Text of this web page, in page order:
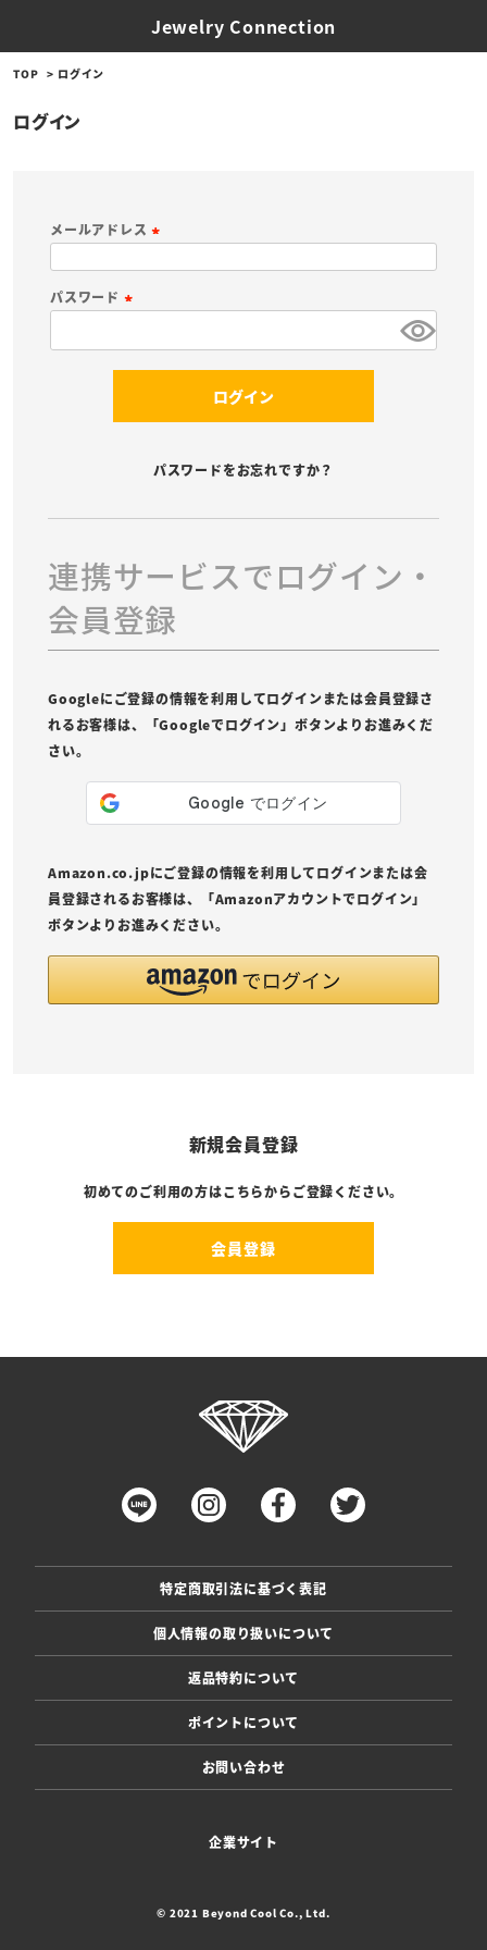
Jewelry Connection
TOP ログイン
ログイン
メールアドレス
須
パスワード
ログイン
パスワードをお忘れですか？
連携サービスでログイン・
会員登録
Googleにご登録の情報を利用してログインまたは会員登録さ
れるお客様は、「Googleでログイン」ボタンよりお進みくだ
さい。
Amazon.co.jpにご登録の情報を利用してログインまたは会
員登録されるお客様は、「Amazonアカウントでログイン」
ボタンよりお進みください。
新規会員登録
初めてのご利用の方はこちらからご登録ください。
会員登録
特定商取引法に基づく表記
個人情報の取り扱いについて
返品特約について
ポイントについて
お問い合わせ
企業サイト
© 2021 Beyond Cool Co., Ltd.